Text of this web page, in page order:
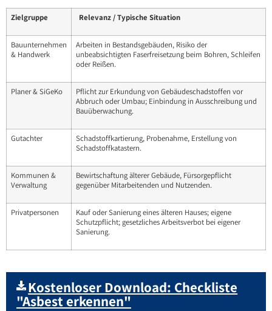
Zielgruppe Relevanz / Typische Situation
Bauunternehmen
& Handwerk
Arbeiten in Bestandsgebäuden, Risiko der
unbeabsichtigten Faserfreisetzung beim Bohren, Schleifen
oder Reißen.
Planer & SiGeKo
Pflicht zur Erkundung von Gebäudeschadstoffen vor
Abbruch oder Umbau; Einbindung in Ausschreibung und
Bauüberwachung.
Gutachter
Schadstoffkartierung, Probenahme, Erstellung von
Schadstoffkatastern.
Kommunen &
Verwaltung
Bewirtschaftung älterer Gebäude, Fürsorgepflicht
gegenüber Mitarbeitenden und Nutzenden.
Privatpersonen
Kauf oder Sanierung eines älteren Hauses; eigene
Schutzpflicht; gesetzliches Arbeitsverbot bei eigener
Sanierung.
Kostenloser Download: Checkliste
"Asbest erkennen"